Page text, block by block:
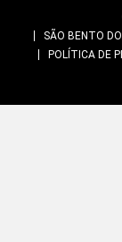
SÃO BENTO
POLÍTICA DE